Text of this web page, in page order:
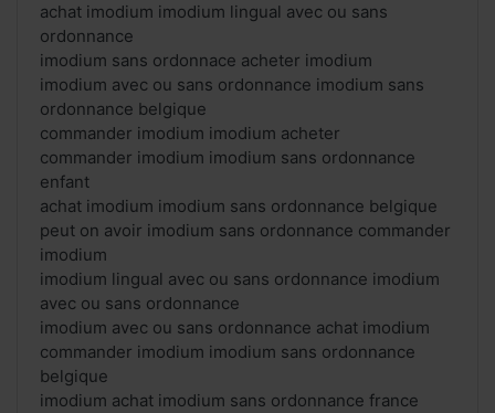
achat imodium imodium lingual avec ou sans
ordonnance
imodium sans ordonnace acheter imodium
imodium avec ou sans ordonnance imodium sans
ordonnance belgique
commander imodium imodium acheter
commander imodium imodium sans ordonnance
enfant
achat imodium imodium sans ordonnance belgique
peut on avoir imodium sans ordonnance commander
imodium
imodium lingual avec ou sans ordonnance imodium
avec ou sans ordonnance
imodium avec ou sans ordonnance achat imodium
commander imodium imodium sans ordonnance
belgique
imodium achat imodium sans ordonnance france